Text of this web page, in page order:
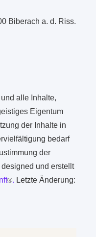
Biberach a. d. Riss.
alle Inhalte,
Eigentum
der Inhalte in
bedarf
der
und erstellt
®. Letzte Änderung: